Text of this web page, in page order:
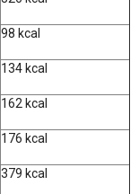
98 kcal
134 kcal
162 kcal
176 kcal
379 kcal